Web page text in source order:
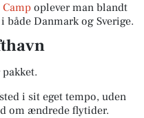
oplever man blandt
Danmark og Sverige.
i sit eget tempo, uden
om ændrede flytider.